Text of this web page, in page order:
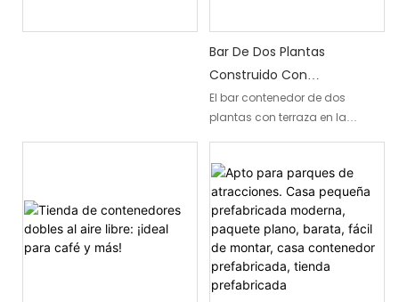
Bar De Dos Plantas
Construido Con
Contenedores Y Con
Terraza En La Azotea.
El bar contenedor de dos
plantas con terraza en la
construida con contenedores.
Cuenta con una barra exterior a
nivel del suelo con grifo de
cerveza y pared expositora de
botellas, una zona de estar en
la planta baja delimitada por
barandillas decorativas de